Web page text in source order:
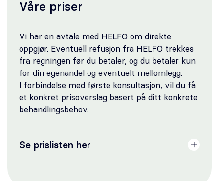
Våre priser
Vi har en avtale med HELFO om direkte
oppgjør. Eventuell refusjon fra HELFO trekkes
fra regningen før du betaler, og du betaler kun
for din egenandel og eventuelt mellomlegg.
I forbindelse med første konsultasjon, vil du få
et konkret prisoverslag basert på ditt konkrete
behandlingsbehov.
Se prislisten her